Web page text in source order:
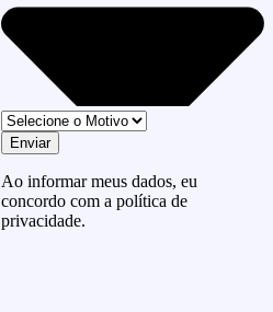
Enviar
Ao informar meus dados, eu
concordo com a política de
privacidade.